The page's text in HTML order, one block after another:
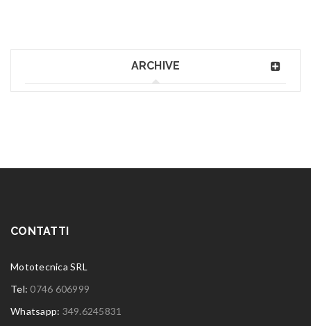
ARCHIVE
CONTATTI
Mototecnica SRL
Tel:0746 606999
Whatsapp: 349.6245831